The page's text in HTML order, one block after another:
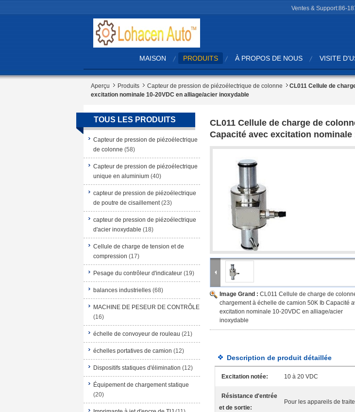
Ventes & Support:86-
MAISON PRODUITS À PROPOS DE NOUS VISITE
Aperçu Produits Capteur de pression de piézoélectrique de colonne
CL011 Cellule de
excitation nominale 10-20VDC en alliage/acier inoxydable
TOUS LES PRODUITS
Capteur de pression de piézoélectrique
de colonne (58)
Capteur de pression de piézoélectrique
unique en aluminium (40)
capteur de pression de piézoélectrique
de poutre de cisaillement (23)
capteur de pression de piézoélectrique
d'acier inoxydable (18)
Cellule de charge de tension et de
compression (17)
Pesage du contrôleur d'indicateur (19)
balances industrielles (68)
MACHINE DE PESEUR DE CONTRÔLE
(16)
échelle de convoyeur de rouleau (21)
échelles portatives de camion (12)
Dispositifs statiques d'élimination (12)
Équipement de chargement statique
(20)
CL011 Cellule de charge de
Capacité avec excitation
Image Grand : CL011 Cellule de charge de
chargement à échelle de camion 50K Ib Capacité
excitation nominale 10-20VDC en alliage/acier
inoxydable
Description de produit détaillée
Excitation notée: 10 à 20 VDC
Résistance d'entrée
et de sortie:
Pour les appareils de